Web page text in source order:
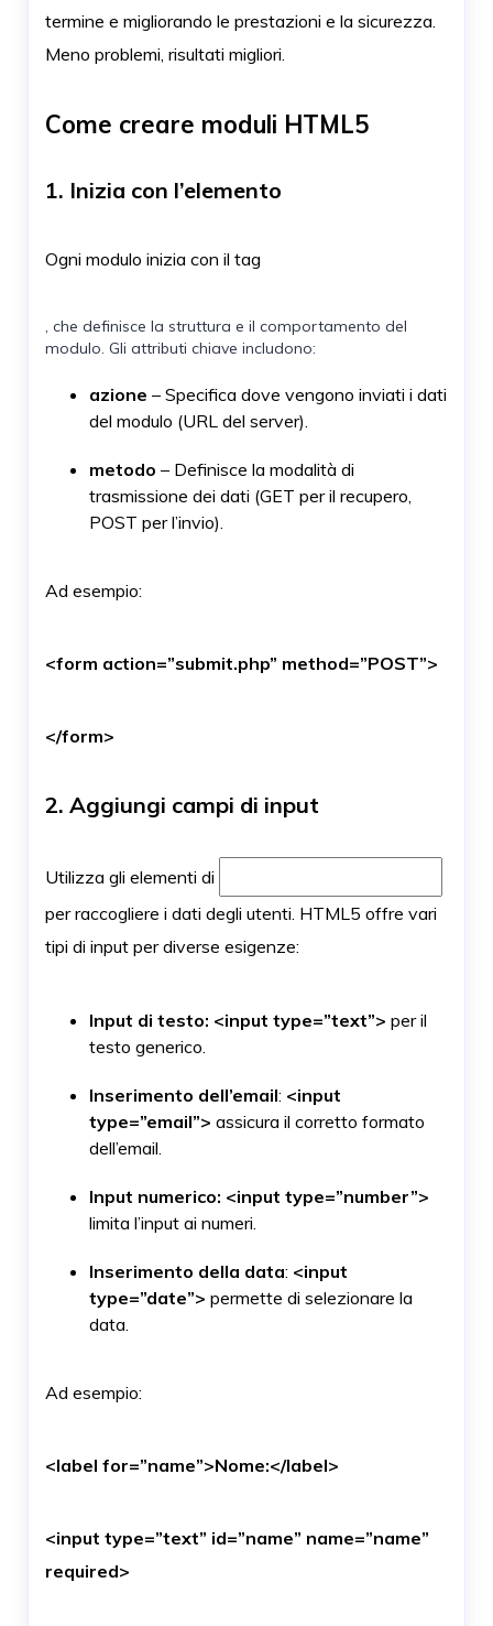
termine e migliorando le prestazioni e la sicurezza.
Meno problemi, risultati migliori.
Come creare moduli HTML5
1. Inizia con l’elemento
Ogni modulo inizia con il tag
, che definisce la struttura e il comportamento del
modulo. Gli attributi chiave includono:
azione – Specifica dove vengono inviati i dati
del modulo (URL del server).
metodo – Definisce la modalità di
trasmissione dei dati (GET per il recupero,
POST per l’invio).
Ad esempio:
<form action=”submit.php” method=”POST”>
</form>
2. Aggiungi campi di input
Utilizza gli elementi di
per raccogliere i dati degli utenti. HTML5 offre vari
tipi di input per diverse esigenze:
Input di testo: <input type=”text”> per il
testo generico.
Inserimento dell’email: <input
type=”email”> assicura il corretto formato
dell’email.
Input numerico: <input type=”number”>
limita l’input ai numeri.
Inserimento della data: <input
type=”date”> permette di selezionare la
data.
Ad esempio:
<label for=”name”>Nome:</label>
<input type=”text” id=”name” name=”name”
required>